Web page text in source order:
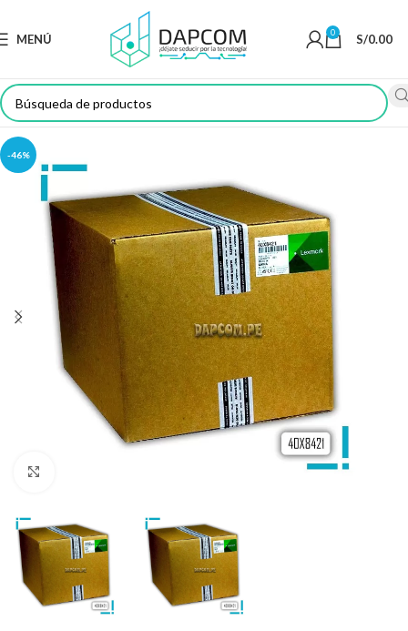
MENÚ 0 S/0.00
-46%